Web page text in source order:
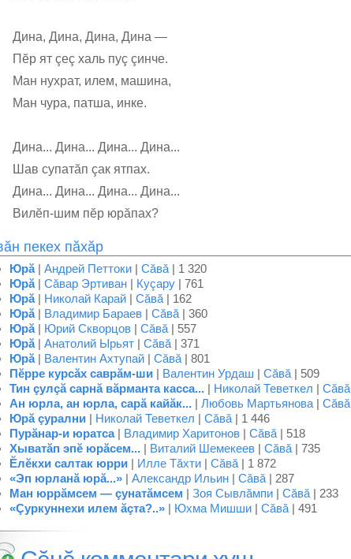
Дина, Дина, Дина, Дина —
Пĕр ят çеç халь пуç çинче.
Ман нухрат, илем, машина,
Ман чура, патша, инке.
Дина... Дина... Дина... Дина...
Шав супатăп çак ятпах.
Дина... Дина... Дина... Дина...
Вилĕп-шим пĕр юрăпах?
пекех пăхăр
Юрă| Андрей Петтоки | Сăвă | 1 320
Юрă| Сăвар Эртиван | Куçару | 761
Юрă| Николай Карай | Сăвă | 162
Юрă| Владимир Бараев | Сăвă | 360
Юрă| Юрий Скворцов | Сăвă | 557
Юрă| Анатолий Ырьят | Сăвă | 371
Юрă| Валентин Ахтупай | Сăвă | 801
Пĕрре курсăх саврăм-ши | Валентин Урдаш | Сăвă | 509
Тин çулçă сарнă вăрманта касса... | Николай Теветкел | Сăвă
Ан юрла, ан юрла, сарă кайăк... | Любовь Мартьянова | Сăвă
Юрă çурални | Николай Теветкел | Сăвă | 1 446
Пурăнар-и юратса| Владимир Харитонов | Сăвă | 518
Хыватăп эпĕ юрăсем... | Виталий Шемекеев | Сăвă | 735
Ĕлĕкхи салтак юрри | Илле Тăхти | Сăвă | 1 872
«Эп юрланă юрă...» | Александр Ильин | Сăвă | 287
Ман юррăмсем — çунатăмсем | Зоя Сывлăмпи | Сăвă | 233
«Çуркуннехи илем ăçта?..» | Юхма Мишши | Сăвă | 491